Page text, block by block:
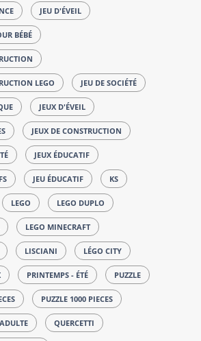
JEU D'ÉVEIL
BÉBÉ
LEGO JEU DE SOCIÉTÉ
JEUX D'ÉVEIL
JEUX DE CONSTRUCTION
JEUX ÉDUCATIF
JEU ÉDUCATIF KS
LEGO LEGO DUPLO
LEGO MINECRAFT
LISCIANI LÉGO CITY
PRINTEMPS - ÉTÉ PUZZLE
PUZZLE 1000 PIECES
QUERCETTI